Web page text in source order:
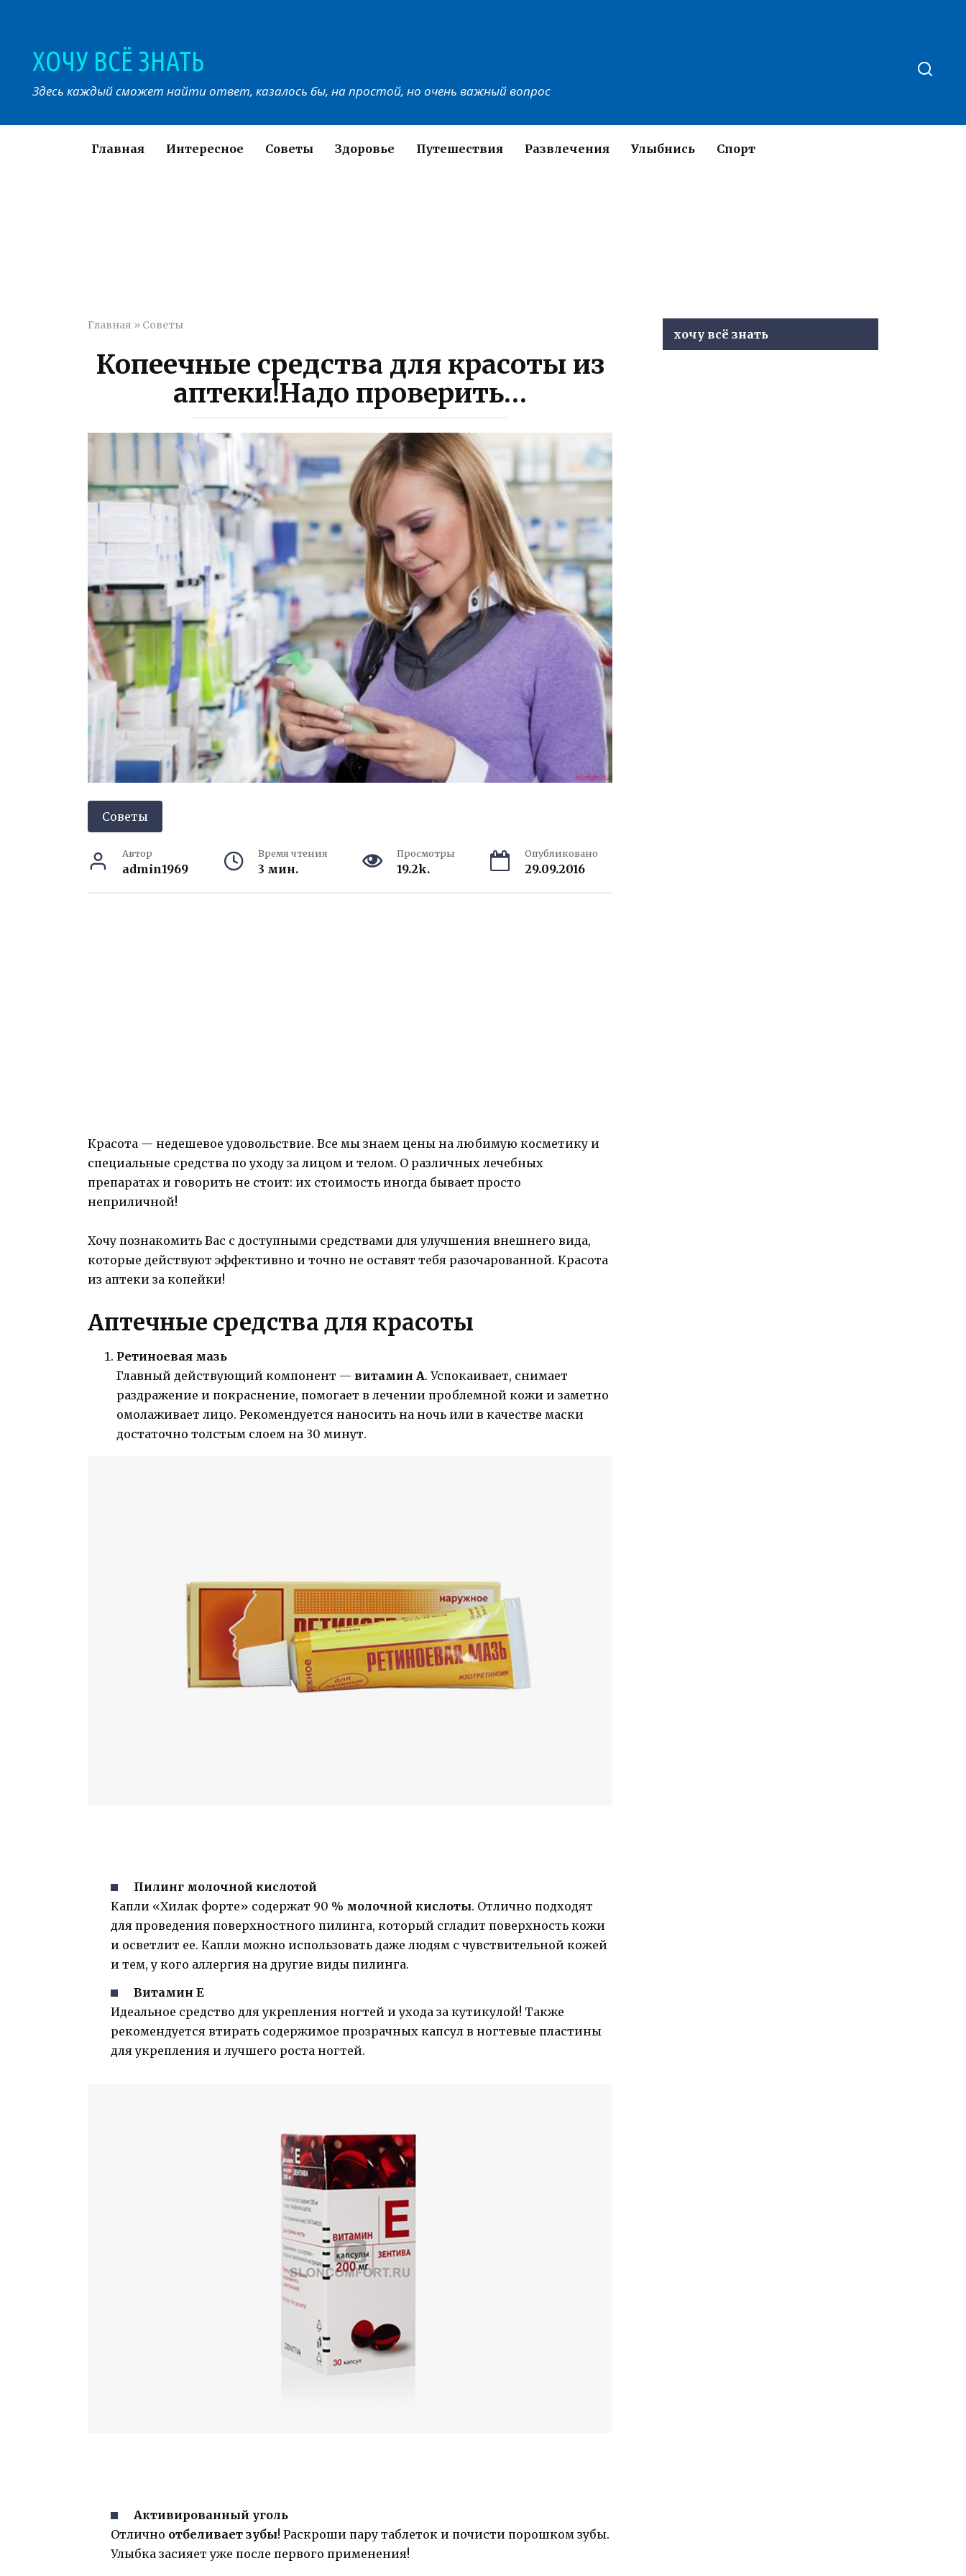
ХОЧУ ВСЁ ЗНАТЬ
Здесь каждый сможет найти ответ, казалось бы, на простой, но очень важный вопрос
Главная Интересное Советы Здоровье Путешествия Развлечения Улыбнись Спорт
Главная » Советы
Копеечные средства для красоты из
аптеки!Надо проверить…
Советы
Автор
admin1969
Время чтения
3 мин.
Просмотры
19.2k.
Опубликовано
29.09.2016
Красота — недешевое удовольствие. Все мы знаем цены на любимую косметику и
специальные средства по уходу за лицом и телом. О различных лечебных
препаратах и говорить не стоит: их стоимость иногда бывает просто
неприличной!
Хочу познакомить Вас с доступными средствами для улучшения внешнего вида,
которые действуют эффективно и точно не оставят тебя разочарованной. Красота
из аптеки за копейки!
Аптечные средства для красоты
Ретиноевая мазь
Главный действующий компонент — витамин А. Успокаивает, снимает
раздражение и покраснение, помогает в лечении проблемной кожи и заметно
омолаживает лицо. Рекомендуется наносить на ночь или в качестве маски
достаточно толстым слоем на 30 минут.
Пилинг молочной кислотой
Капли «Хилак форте» содержат 90 % молочной кислоты. Отлично подходят
для проведения поверхностного пилинга, который сгладит поверхность кожи
и осветлит ее. Капли можно использовать даже людям с чувствительной кожей
и тем, у кого аллергия на другие виды пилинга.
Витамин Е
Идеальное средство для укрепления ногтей и ухода за кутикулой! Также
рекомендуется втирать содержимое прозрачных капсул в ногтевые пластины
для укрепления и лучшего роста ногтей.
Активированный уголь
Отлично отбеливает зубы! Раскроши пару таблеток и почисти порошком зубы.
Улыбка засияет уже после первого применения!
хочу всё знать